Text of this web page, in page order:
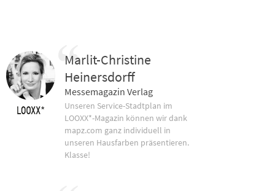
Marlit-Christine
Heinersdorff
Messemagazin Verlag
Unseren Service-Stadtplan im
LOOXX*-Magazin können wir dank
mapz.com ganz individuell in
unseren Hausfarben präsentieren.
Klasse!